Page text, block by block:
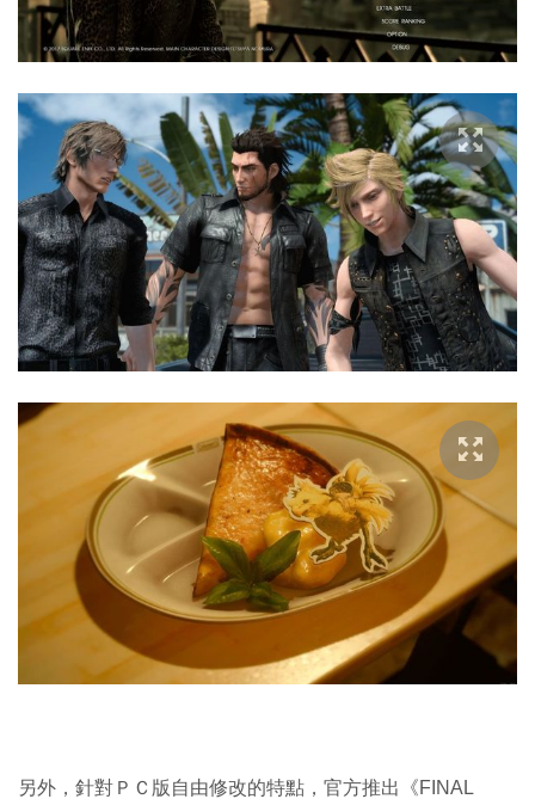
另外，針對ＰＣ版自由修改的特點，官方推出《FINAL